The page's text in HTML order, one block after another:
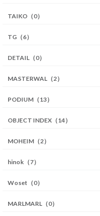
TAIKO（0）
TG（6）
DETAIL（0）
MASTERWAL（2）
PODIUM（13）
OBJECT INDEX（14）
MOHEIM（2）
hinok（7）
Woset（0）
MARLMARL（0）